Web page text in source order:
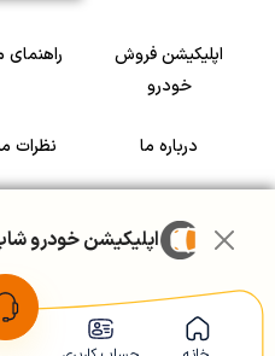
اپلیکیشن فروش
خودرو
راهنمای
درباره ما نظرات
سرمایه گذاری در
رضایت
اپلیکیشن خودرو